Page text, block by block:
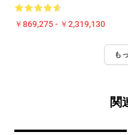
￥869,275 - ￥2,319,130
も
関